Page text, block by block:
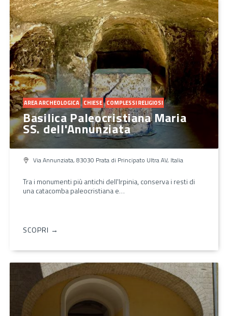
AREA ARCHEOLOGICA CHIESE COMPLESSI RELIGIOSI
Basilica Paleocristiana Maria
SS. dell'Annunziata
Via Annunziata, 83030 Prata di Principato Ultra AV, Italia
Tra i monumenti più antichi dell'Irpinia, conserva i resti di
una catacomba paleocristiana e…
SCOPRI →